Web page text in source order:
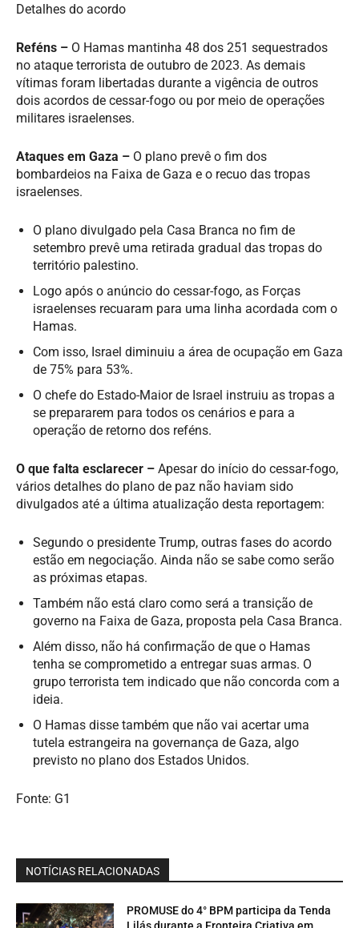
Detalhes do acordo
Reféns – O Hamas mantinha 48 dos 251 sequestrados
no ataque terrorista de outubro de 2023. As demais
vítimas foram libertadas durante a vigência de outros
dois acordos de cessar-fogo ou por meio de operações
militares israelenses.
Ataques em Gaza – O plano prevê o fim dos
bombardeios na Faixa de Gaza e o recuo das tropas
israelenses.
O plano divulgado pela Casa Branca no fim de
setembro prevê uma retirada gradual das tropas do
território palestino.
Logo após o anúncio do cessar-fogo, as Forças
israelenses recuaram para uma linha acordada com o
Hamas.
Com isso, Israel diminuiu a área de ocupação em Gaza
de 75% para 53%.
O chefe do Estado-Maior de Israel instruiu as tropas a
se prepararem para todos os cenários e para a
operação de retorno dos reféns.
O que falta esclarecer – Apesar do início do cessar-fogo,
vários detalhes do plano de paz não haviam sido
divulgados até a última atualização desta reportagem:
Segundo o presidente Trump, outras fases do acordo
estão em negociação. Ainda não se sabe como serão
as próximas etapas.
Também não está claro como será a transição de
governo na Faixa de Gaza, proposta pela Casa Branca.
Além disso, não há confirmação de que o Hamas
tenha se comprometido a entregar suas armas. O
grupo terrorista tem indicado que não concorda com a
ideia.
O Hamas disse também que não vai acertar uma
tutela estrangeira na governança de Gaza, algo
previsto no plano dos Estados Unidos.
Fonte: G1
NOTÍCIAS RELACIONADAS
PROMUSE do 4° BPM participa da Tenda
Lilás durante a Fronteira Criativa em